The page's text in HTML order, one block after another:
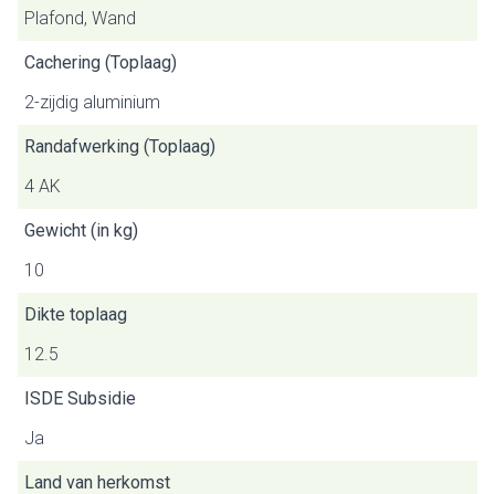
Plafond, Wand
Cachering (Toplaag)
2-zijdig aluminium
Randafwerking (Toplaag)
4 AK
Gewicht (in kg)
10
Dikte toplaag
12.5
ISDE Subsidie
Ja
Land van herkomst